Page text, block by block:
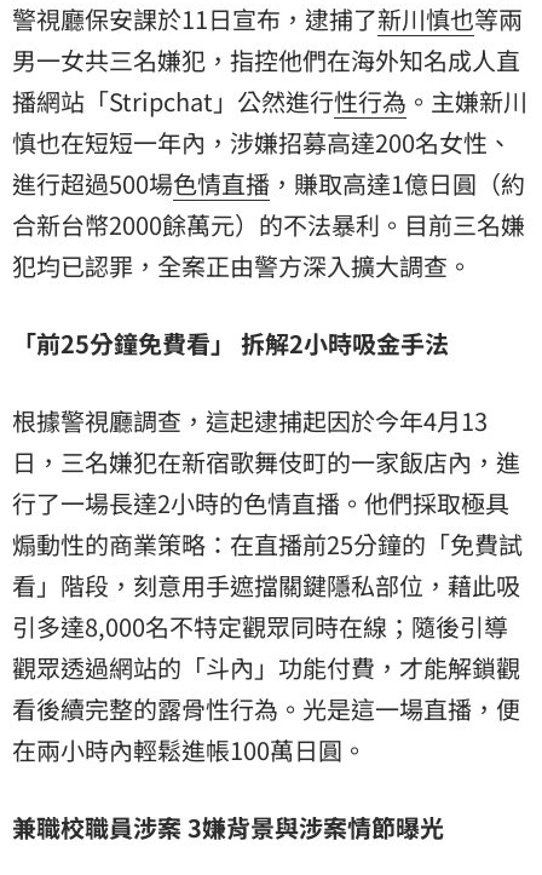
警視廳保安課於11日宣布，逮捕了新川慎也等兩
男一女共三名嫌犯，指控他們在海外知名成人直
播網站「Stripchat」公然進行性行為 。主嫌新川
慎也在短短一年內，涉嫌招募高達200名女性、
進行超過500場色情直播 ，賺取高達1億日圓（約
合新台幣2000餘萬元）的不法暴利。目前三名嫌
犯均已認罪，全案正由警方深入擴大調查。
「前25分鐘免費看」 拆解2小時吸金手法
根據警視廳調查，這起逮捕起因於今年4月13
日，三名嫌犯在新宿歌舞伎町的一家飯店內，進
行了一場長達2小時的色情直播。他們採取極具
煽動性的商業策略：在直播前25分鐘的「免費試
看」階段，刻意用手遮擋關鍵隱私部位，藉此吸
引多達8,000名不特定觀眾同時在線；隨後引導
觀眾透過網站的「斗內」功能付費，才能解鎖觀
看後續完整的露骨性行為。光是這一場直播，便
在兩小時內輕鬆進帳100萬日圓。
兼職校職員涉案 3嫌背景與涉案情節曝光